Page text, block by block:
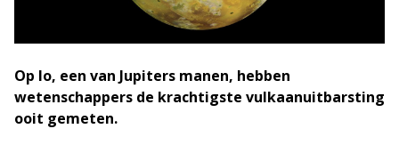
Op Io, een van Jupiters manen, hebben
wetenschappers de krachtigste vulkaanuitbarsting
ooit gemeten.